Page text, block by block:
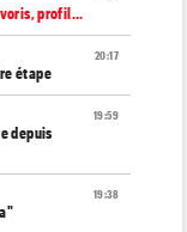
profil…
20:17
étape
19:59
depuis
19:38